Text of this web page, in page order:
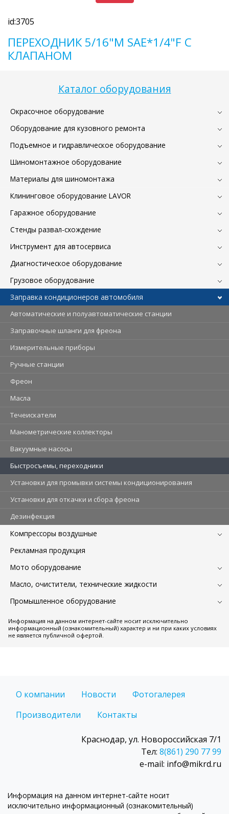
Каталог оборудования
Окрасочное оборудование
Оборудование для кузовного ремонта
Подъемное и гидравлическое оборудование
Шиномонтажное оборудование
Материалы для шиномонтажа
Клининговое оборудование LAVOR
Гаражное оборудование
Стенды развал-схождение
Инструмент для автосервиса
Диагностическое оборудование
Грузовое оборудование
Заправка кондиционеров автомобиля
Автоматические и полуавтоматические станции
Заправочные шланги для фреона
Измерительные приборы
Ручные станции
Фреон
Масла
Течеискатели
Манометрические коллекторы
Вакуумные насосы
Быстросъемы, переходники
Установки для промывки системы кондиционирования
Установки для откачки и сбора фреона
Дезинфекция
Компрессоры воздушные
Рекламная продукция
Мото оборудование
Масло, очистители, технические жидкости
Промышленное оборудование
Информация на данном интернет-сайте носит исключительно
информационный (ознакомительный) характер и ни при каких условиях
не является публичной офертой.
id:3705
ПЕРЕХОДНИК 5/16"M SAE*1/4"F С
КЛАПАНОМ
О компании Новости
Фотогалерея
Производители
Контакты
Краснодар, ул. Новороссийская 7/1
Тел: 8(861) 290 77 99
e-mail: info@mikrd.ru
Информация на данном интернет-сайте носит
исключительно информационный (ознакомительный)